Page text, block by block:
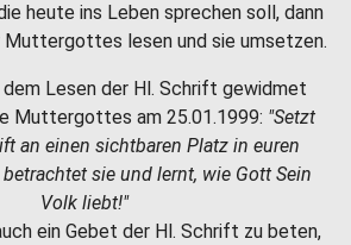
heute ins Leben sprechen soll, dann
lesen und sie umsetzen.
Lesen der Hl. Schrift gewidmet
Muttergottes am 25.01.1999: "Setzt
an einen sichtbaren Platz in euren
sie und lernt, wie Gott Sein
Volk liebt!"
ein Gebet der Hl. Schrift zu beten,